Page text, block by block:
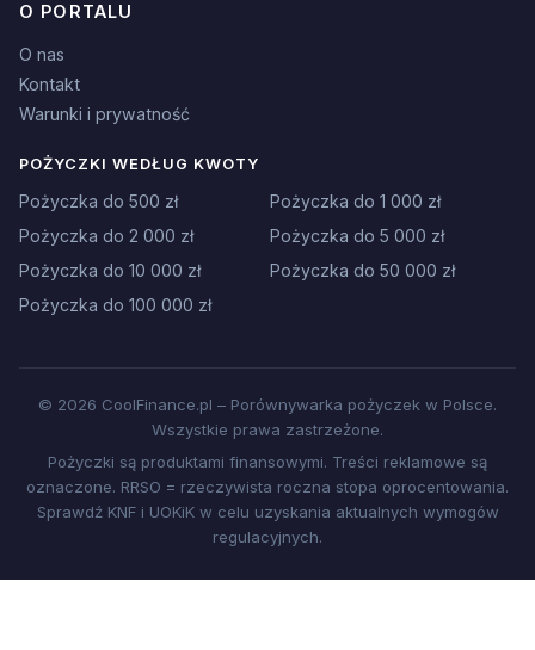
O PORTALU
O nas
Kontakt
Warunki i prywatność
POŻYCZKI WEDŁUG KWOTY
Pożyczka do 500 zł
Pożyczka do 1 000 zł
Pożyczka do 2 000 zł
Pożyczka do 5 000 zł
Pożyczka do 10 000 zł
Pożyczka do 50 000 zł
Pożyczka do 100 000 zł
© 2026 CoolFinance.pl – Porównywarka pożyczek w Polsce.
Wszystkie prawa zastrzeżone.
Pożyczki są produktami finansowymi. Treści reklamowe są
oznaczone. RRSO = rzeczywista roczna stopa oprocentowania.
Sprawdź KNF i UOKiK w celu uzyskania aktualnych wymogów
regulacyjnych.